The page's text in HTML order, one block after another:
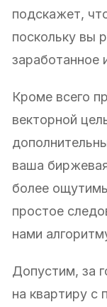
подскажет,
поскольку вы
заработанное
Кроме всего
векторной
ваша
более
простое
нами
Допустим, за
на квартиру